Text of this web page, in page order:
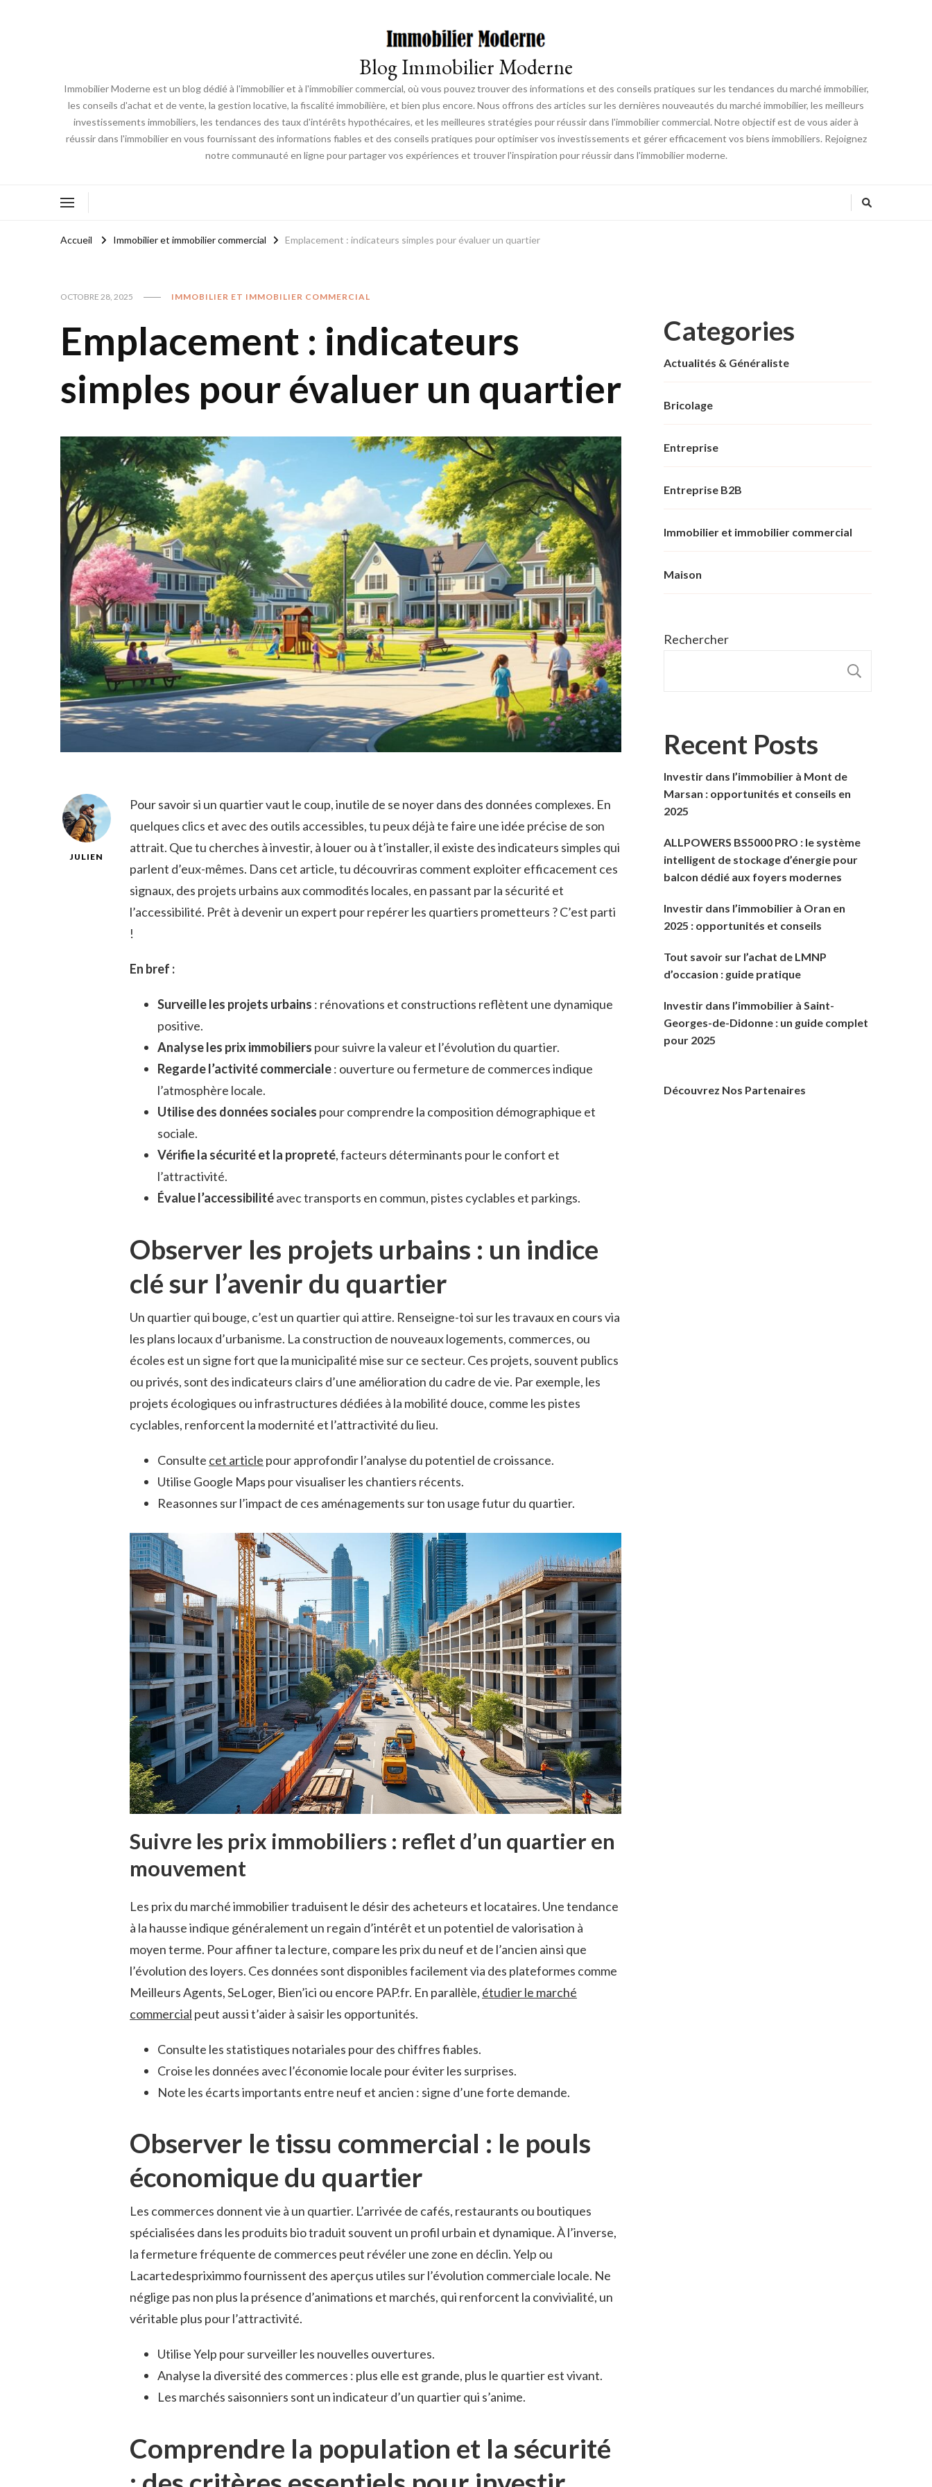
Blog Immobilier Moderne
Immobilier Moderne est un blog dédié à l'immobilier et à l'immobilier commercial, où vous pouvez trouver des informations et des conseils pratiques sur les tendances du marché immobilier,
les conseils d'achat et de vente, la gestion locative, la fiscalité immobilière, et bien plus encore. Nous offrons des articles sur les dernières nouveautés du marché immobilier, les meilleurs
investissements immobiliers, les tendances des taux d'intérêts hypothécaires, et les meilleures stratégies pour réussir dans l'immobilier commercial. Notre objectif est de vous aider à
réussir dans l'immobilier en vous fournissant des informations fiables et des conseils pratiques pour optimiser vos investissements et gérer efficacement vos biens immobiliers. Rejoignez
notre communauté en ligne pour partager vos expériences et trouver l'inspiration pour réussir dans l'immobilier moderne.
Accueil Immobilier et immobilier commercial Emplacement : indicateurs simples pour évaluer un quartier
OCTOBRE 28, 2025 IMMOBILIER ET IMMOBILIER COMMERCIAL
Emplacement : indicateurs
simples pour évaluer un quartier
JULIEN
Pour savoir si un quartier vaut le coup, inutile de se noyer dans des données complexes. En
quelques clics et avec des outils accessibles, tu peux déjà te faire une idée précise de son
attrait. Que tu cherches à investir, à louer ou à t’installer, il existe des indicateurs simples qui
parlent d’eux-mêmes. Dans cet article, tu découvriras comment exploiter efficacement ces
signaux, des projets urbains aux commodités locales, en passant par la sécurité et
l’accessibilité. Prêt à devenir un expert pour repérer les quartiers prometteurs ? C’est parti
!
En bref :
Surveille les projets urbains : rénovations et constructions reflètent une dynamique
positive.
Analyse les prix immobiliers pour suivre la valeur et l’évolution du quartier.
Regarde l’activité commerciale: ouverture ou fermeture de commerces indique
l’atmosphère locale.
Utilise des données sociales pour comprendre la composition démographique et
sociale.
Vérifie la sécurité et la propreté, facteurs déterminants pour le confort et
l’attractivité.
Évalue l’accessibilitéavec transports en commun, pistes cyclables et parkings.
Observer les projets urbains : un indice
clé sur l’avenir du quartier
Un quartier qui bouge, c’est un quartier qui attire. Renseigne-toi sur les travaux en cours via
les plans locaux d’urbanisme. La construction de nouveaux logements, commerces, ou
écoles est un signe fort que la municipalité mise sur ce secteur. Ces projets, souvent publics
ou privés, sont des indicateurs clairs d’une amélioration du cadre de vie. Par exemple, les
projets écologiques ou infrastructures dédiées à la mobilité douce, comme les pistes
cyclables, renforcent la modernité et l’attractivité du lieu.
Consulte cet article pour approfondir l’analyse du potentiel de croissance.
Utilise Google Maps pour visualiser les chantiers récents.
Reasonnes sur l’impact de ces aménagements sur ton usage futur du quartier.
Suivre les prix immobiliers : reflet d’un quartier en
mouvement
Les prix du marché immobilier traduisent le désir des acheteurs et locataires. Une tendance
à la hausse indique généralement un regain d’intérêt et un potentiel de valorisation à
moyen terme. Pour affiner ta lecture, compare les prix du neuf et de l’ancien ainsi que
l’évolution des loyers. Ces données sont disponibles facilement via des plateformes comme
Meilleurs Agents, SeLoger, Bien’ici ou encore PAP.fr. En parallèle, étudier le marché
commercial peut aussi t’aider à saisir les opportunités.
Consulte les statistiques notariales pour des chiffres fiables.
Croise les données avec l’économie locale pour éviter les surprises.
Note les écarts importants entre neuf et ancien : signe d’une forte demande.
Observer le tissu commercial : le pouls
économique du quartier
Les commerces donnent vie à un quartier. L’arrivée de cafés, restaurants ou boutiques
spécialisées dans les produits bio traduit souvent un profil urbain et dynamique. À l’inverse,
la fermeture fréquente de commerces peut révéler une zone en déclin. Yelp ou
Lacartedespriximmo fournissent des aperçus utiles sur l’évolution commerciale locale. Ne
néglige pas non plus la présence d’animations et marchés, qui renforcent la convivialité, un
véritable plus pour l’attractivité.
Utilise Yelp pour surveiller les nouvelles ouvertures.
Analyse la diversité des commerces : plus elle est grande, plus le quartier est vivant.
Les marchés saisonniers sont un indicateur d’un quartier qui s’anime.
Comprendre la population et la sécurité
Categories
Actualités & Généraliste
Bricolage
Entreprise
Entreprise B2B
Immobilier et immobilier commercial
Maison
Rechercher
Recent Posts
Investir dans l’immobilier à Mont de
Marsan : opportunités et conseils en
2025
ALLPOWERS BS5000 PRO : le système
intelligent de stockage d’énergie pour
balcon dédié aux foyers modernes
Investir dans l’immobilier à Oran en
2025 : opportunités et conseils
Tout savoir sur l’achat de LMNP
d’occasion : guide pratique
Investir dans l’immobilier à Saint-
Georges-de-Didonne : un guide complet
pour 2025
Découvrez Nos Partenaires